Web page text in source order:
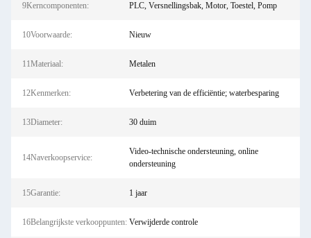
9Kerncomponenten: PLC, Versnellingsbak, Motor, Toestel, Pomp
10Voorwaarde: Nieuw
11Materiaal: Metalen
12Kenmerken: Verbetering van de efficiëntie; waterbesparing
13Diameter: 30 duim
14Naverkoopservice:
Video-technische ondersteuning, online
ondersteuning
15Garantie: 1 jaar
16Belangrijkste verkooppunten: Verwijderde controle